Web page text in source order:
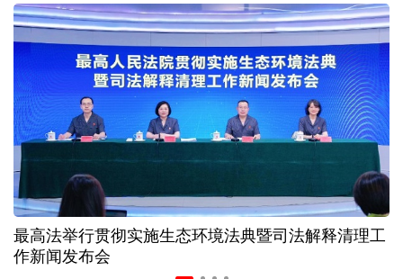
我国渤海首个千亿方大气田一期开发项目全面投产
历经十余年，西藏南木林：昔日荒河滩 今时富绿洲
情满天山 援疆印记丨安徽支教生赢得桃李秀昆仑
从助力重建家园到治理乡村西藏扎西岗乡的乡贤力量
上半年医药工业创新加速突破 研发实力不断提升
最高法举行贯彻实施生态环境法典暨司法解释清理工
作新闻发布会